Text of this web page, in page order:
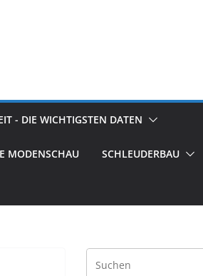
- DIE WICHTIGSTEN DATEN
MODENSCHAU SCHLEUDERBAU